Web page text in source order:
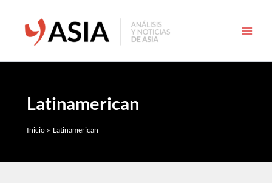
contenido
Latinamerican
Inicio Latinamerican